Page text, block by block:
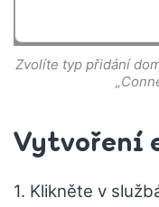
Zvolíte typ přidání
Vytvoření
1. Klikněte v